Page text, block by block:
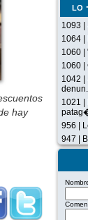
hay
lo
1093 |
1064 |
1060 |
1060 |
1042 |
1021 |
956 |
947 |